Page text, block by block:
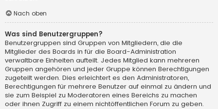
Nach oben
Was sind Benutzergruppen?
Benutzergruppen sind Gruppen von Mitgliedern, die die
Mitglieder des Boards in für die Board-Administration
verwaltbare Einheiten aufteilt. Jedes Mitglied kann mehreren
Gruppen angehören und jeder Gruppe können Berechtigungen
zugeteilt werden. Dies erleichtert es den Administratoren,
Berechtigungen für mehrere Benutzer auf einmal zu ändern und
sie zum Beispiel zu Moderatoren eines Bereichs zu machen
oder ihnen Zugriff zu einem nichtöffentlichen Forum zu geben.